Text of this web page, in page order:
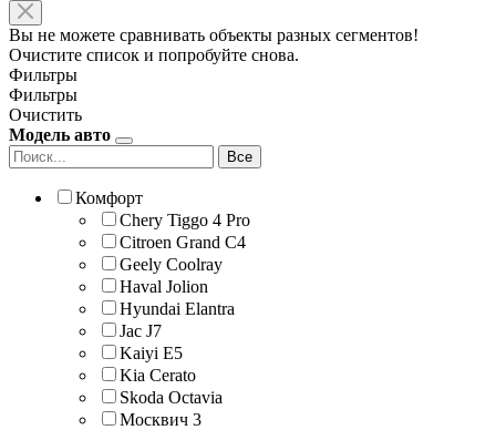
Вы не можете сравнивать объекты разных сегментов!
Очистите список и попробуйте снова.
Фильтры
Фильтры
Очистить
Модель авто
Все
Комфорт
Chery Tiggo 4 Pro
Citroen Grand C4
Geely Coolray
Haval Jolion
Hyundai Elantra
Jac J7
Kaiyi E5
Kia Cerato
Skoda Octavia
Москвич 3